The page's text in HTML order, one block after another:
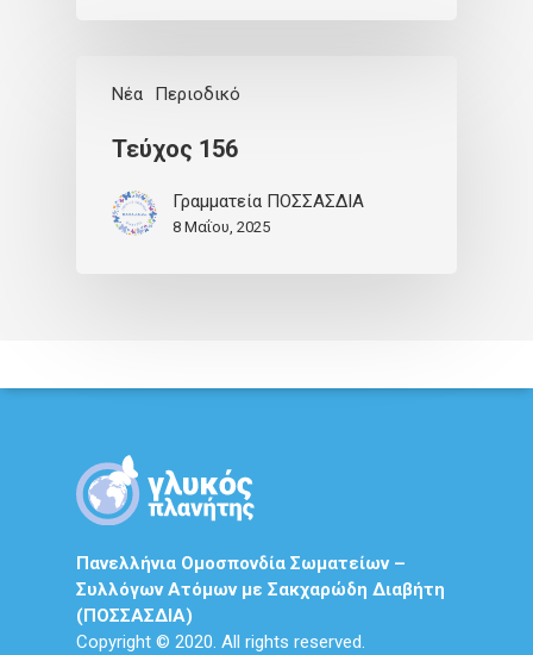
Νέα Περιοδικό
Τεύχος 156
Γραμματεία ΠΟΣΣΑΣΔΙΑ
8 Μαΐου, 2025
Πανελλήνια Ομοσπονδία Σωματείων –
Συλλόγων Ατόμων με Σακχαρώδη Διαβήτη
(ΠΟΣΣΑΣΔΙΑ)
Copyright © 2020. All rights reserved.